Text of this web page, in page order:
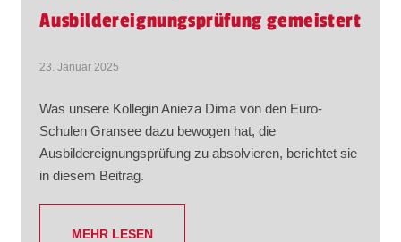
Ausbildereignungsprüfung gemeistert
23. Januar 2025
Was unsere Kollegin Anieza Dima von den Euro-
Schulen Gransee dazu bewogen hat, die
Ausbildereignungsprüfung zu absolvieren, berichtet sie
in diesem Beitrag.
MEHR LESEN